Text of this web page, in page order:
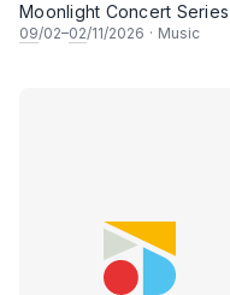
Moonlight Concert Series
09/02–02/11/2026 · Music